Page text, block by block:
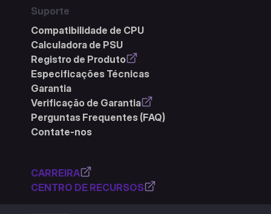
Suporte
Compatibilidade de CPU
Calculadora de PSU
Registro de Produto
Especificações Técnicas
Garantia
Verificação de Garantia
Perguntas Frequentes (FAQ)
Contate-nos
CARREIRA
CENTRO DE RECURSOS